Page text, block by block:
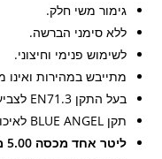
גימור משי חלק.
ללא סימני הברשה.
לשימוש פנימי וחיצוני.
מתייבש במהירות ואינו
בעל התקן EN71.3 לצביעת צעצועי ילדים ורהיטי ילדים.
תקן BLUE ANGEL לאיכות הסביבה.
ליטר אחד מכסה 5.00 מ"ר ב-2 שכבות